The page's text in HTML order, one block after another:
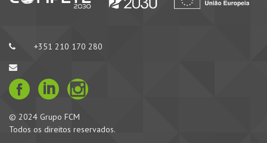
+351 210 170 280
© 2024 Grupo FCM
Todos os direitos reservados.